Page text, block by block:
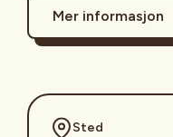
Mer informasjon
Sted